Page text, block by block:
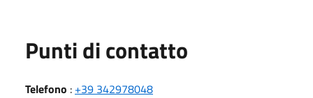
Punti di contatto
Telefono : +39 342978048